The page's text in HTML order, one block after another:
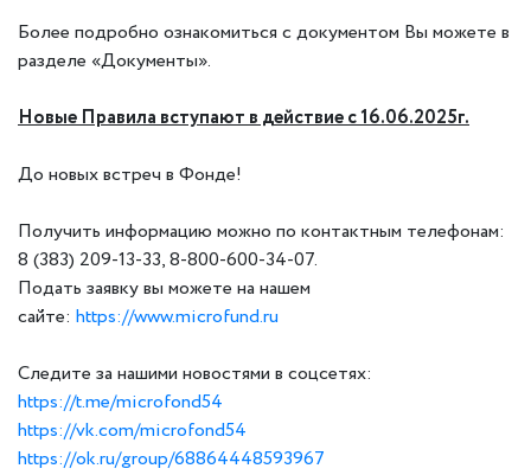
Более подробно ознакомиться с документом Вы можете в
разделе «Документы».
Новые Правила вступают в действие с 16.06.2025г.
До новых встреч в Фонде!
Получить информацию можно по контактным телефонам:
8 (383) 209-13-33, 8-800-600-34-07.
Подать заявку вы можете на нашем
сайте: https://www.microfund.ru
Следите за нашими новостями в соцсетях:
https://t.me/microfond54
https://vk.com/microfond54
https://ok.ru/group/68864448593967